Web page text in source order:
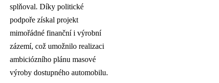
splňoval. Díky politické
podpoře získal projekt
mimořádné finanční i výrobní
zázemí, což umožnilo realizaci
ambiciózního plánu masové
výroby dostupného automobilu.